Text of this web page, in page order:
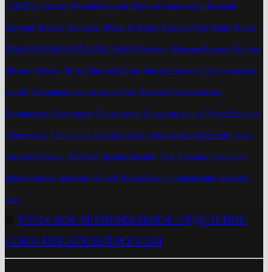
8 МАРТА Алексин Валерий Маслов Валерий Савостьянов Валерий
Ходулин Встреча Выставка Жуков Из Книги История Тулы Книга Книги
МАКАРОВ НИКОЛАЙ АЛЕКСЕЕВИЧ Макаров Макаров Николай Маслов
Митинг Москва Музей Николай Жуков Николай Макаров Они воевали за
речкой Опалённые войной улицы Тулы Писатель Поздравление
Поздравляем Поздравляет Презентация Приокские зори С Днём Рождения
Савостьянов Собрание Союз Писателей Союза писателей России Союз
писателей России ТРО СПР Трещев Евгений Тула Тульские суворовцы
Урок мужества Ходулин Юбилей Юрий Цкипури справочник тульский
поэт
ТУЛЬСКОЕ РЕГИОНАЛЬНОЕ ОТДЕЛЕНИЕ
СОЮЗ ПИСАТЕЛЕЙ РОССИИ